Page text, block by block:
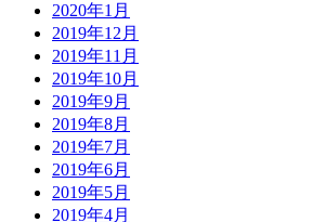
2020年1月
2019年12月
2019年11月
2019年10月
2019年9月
2019年8月
2019年7月
2019年6月
2019年5月
2019年4月